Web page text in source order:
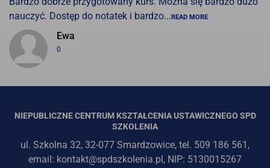
nauczyć. Dostęp do notatek i bardzo...READ MORE
Ewa
0
NIEPUBLICZNE CENTRUM KSZTAŁCENIA USTAWICZNEGO SPD
SZKOLENIA
ul. Szkolna 32, 32-077 Smardzowice, tel. 509 186 561,
email: kontakt@spdszkolenia.pl, NIP: 5130015267